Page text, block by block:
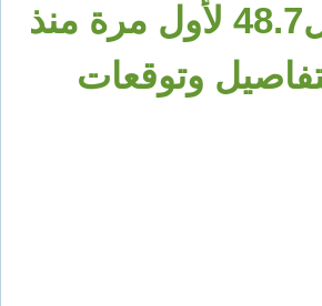
- الدولار ينخفض ل48.7 لأول مرة منذ
وتوقعات